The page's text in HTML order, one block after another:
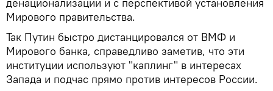
Мирового правительства.
Так Путин быстро дистанцировался от ВМФ и
Мирового банка, справедливо заметив, что эти
институции используют "каплинг" в интересах
Запада и подчас прямо против интересов России.